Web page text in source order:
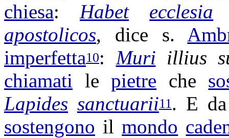
chiesa:Habet
ecclesia
apostolicos, dice s.
imperfetta10: Muri illius
chiamati lepietre che
Lapides sanctuarii11. E
sostengono ilmondo